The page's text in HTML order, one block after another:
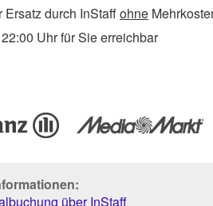
Ersatz durch InStaffohne
Uhr für Sie erreichbar
über InStaff